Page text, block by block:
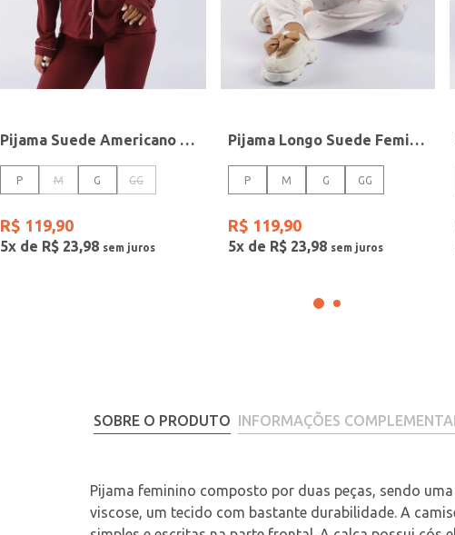
Pijama Suede Americano Feminino VINHO
P M G GG
R$ 119,90
5x de R$ 23,98
Pijama Longo Suede Feminino ROSE
P M G GG
R$ 119,90
5x de R$ 23,98
SOBRE O PRODUTO INFORMAÇÕES
Pijama feminino composto por duas peças, sendo
viscose, um tecido com bastante durabilidade. A